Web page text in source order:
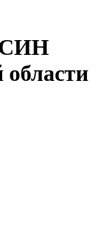
области